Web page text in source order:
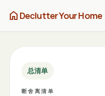
home Declutter Your Home
总清单
断舍离清单